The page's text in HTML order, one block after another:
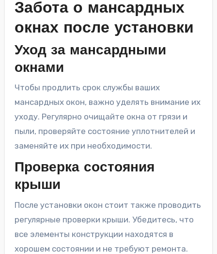
Забота о мансардных
окнах после установки
Уход за мансардными
окнами
Чтобы продлить срок службы ваших
мансардных окон, важно уделять внимание их
уходу. Регулярно очищайте окна от грязи и
пыли, проверяйте состояние уплотнителей и
заменяйте их при необходимости.
Проверка состояния
крыши
После установки окон стоит также проводить
регулярные проверки крыши. Убедитесь, что
все элементы конструкции находятся в
хорошем состоянии и не требуют ремонта.